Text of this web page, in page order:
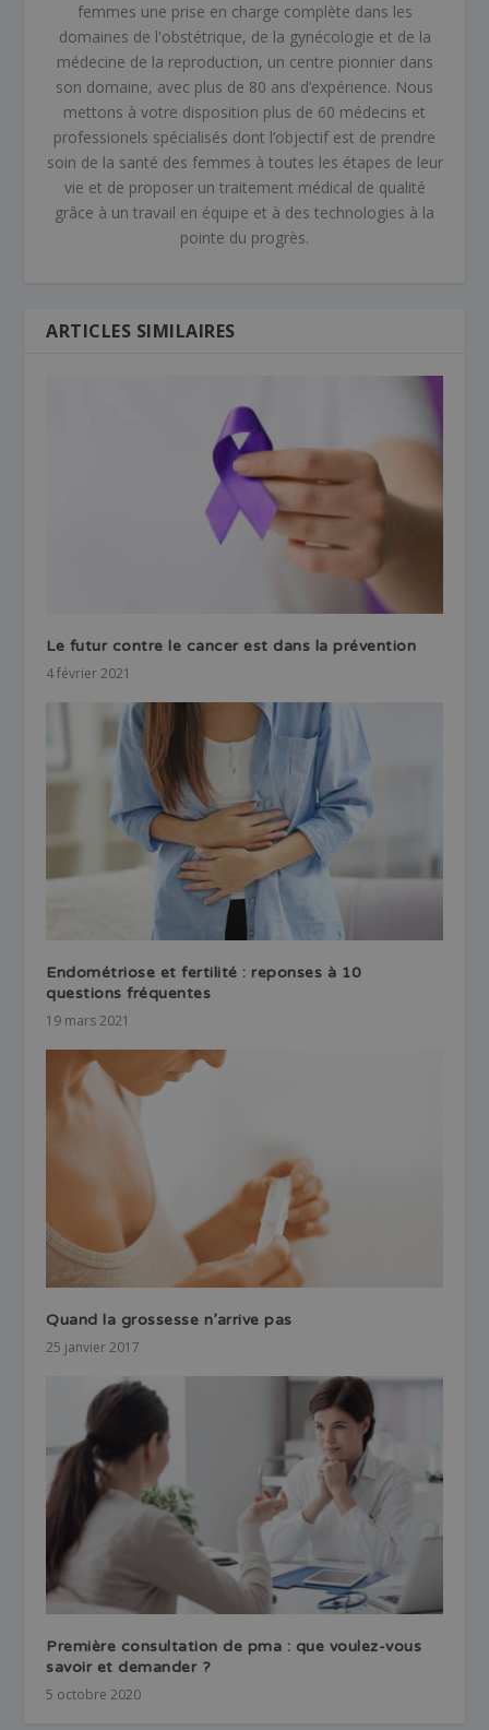
femmes une prise en charge complète dans les
domaines de l'obstétrique, de la gynécologie et de la
médecine de la reproduction, un centre pionnier dans
son domaine, avec plus de 80 ans d’expérience. Nous
mettons à votre disposition plus de 60 médecins et
professionels spécialisés dont l’objectif est de prendre
soin de la santé des femmes à toutes les étapes de leur
vie et de proposer un traitement médical de qualité
grâce à un travail en équipe et à des technologies à la
pointe du progrès.
ARTICLES SIMILAIRES
Le futur contre le cancer est dans la prévention
4 février 2021
Endométriose et fertilité : reponses à 10
questions fréquentes
19 mars 2021
Quand la grossesse n’arrive pas
25 janvier 2017
Première consultation de pma : que voulez-vous
savoir et demander ?
5 octobre 2020